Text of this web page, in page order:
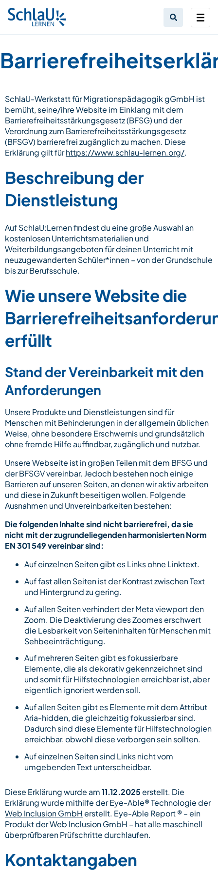
SchlaU-Werkstatt für Migrationspädagogik gGmbH ist
bemüht, seine/ihre Website im Einklang mit dem
Barrierefreiheitsstärkungsgesetz (BFSG) und der
Verordnung zum Barrierefreiheitsstärkungsgesetz
(BFSGV) barrierefrei zugänglich zu machen. Diese
Erklärung gilt fürhttps://www.schlau-lernen.org/.
Beschreibung der
Dienstleistung
Auf SchlaU:Lernen findest du eine große Auswahl an
kostenlosen Unterrichtsmaterialien und
Weiterbildungsangeboten für deinen Unterricht mit
neuzugewanderten Schüler*innen – von der Grundschule
bis zur Berufsschule.
Wie unsere Website die
erfüllt
Stand der Vereinbarkeit mit den
Anforderungen
Unsere Produkte und Dienstleistungen sind für
Menschen mit Behinderungen in der allgemein üblichen
Weise, ohne besondere Erschwernis und grundsätzlich
ohne fremde Hilfe auffindbar, zugänglich und nutzbar.
Unsere Webseite ist in großen Teilen mit dem BFSG und
der BFSGV vereinbar. Jedoch bestehen noch einige
Barrieren auf unseren Seiten, an denen wir aktiv arbeiten
und diese in Zukunft beseitigen wollen. Folgende
Ausnahmen und Unvereinbarkeiten bestehen:
Die folgenden Inhalte sind nicht barrierefrei, da sie
nicht mit der zugrundeliegenden harmonisierten Norm
EN 301 549 vereinbar sind:
Auf einzelnen Seiten gibt es Links ohne Linktext.
Auf fast allen Seiten ist der Kontrast zwischen Text
und Hintergrund zu gering.
Auf allen Seiten verhindert der Meta viewport den
Zoom. Die Deaktivierung des Zoomes erschwert
die Lesbarkeit von Seiteninhalten für Menschen mit
Sehbeeinträchtigung.
Auf mehreren Seiten gibt es fokussierbare
Elemente, die als dekorativ gekennzeichnet sind
und somit für Hilfstechnologien erreichbar ist, aber
eigentlich ignoriert werden soll.
Auf allen Seiten gibt es Elemente mit dem Attribut
Aria-hidden, die gleichzeitig fokussierbar sind.
Dadurch sind diese Elemente für Hilfstechnologien
erreichbar, obwohl diese verborgen sein sollten.
Auf einzelnen Seiten sind Links nicht vom
umgebenden Text unterscheidbar.
Diese Erklärung wurde am11.12.2025erstellt. Die
Erklärung wurde mithilfe der Eye-Able® Technologie der
Web Inclusion GmbHerstellt. Eye-Able Report ® – ein
Produkt der Web Inclusion GmbH – hat alle maschinell
überprüfbaren Prüfschritte durchlaufen.
Kontaktangaben